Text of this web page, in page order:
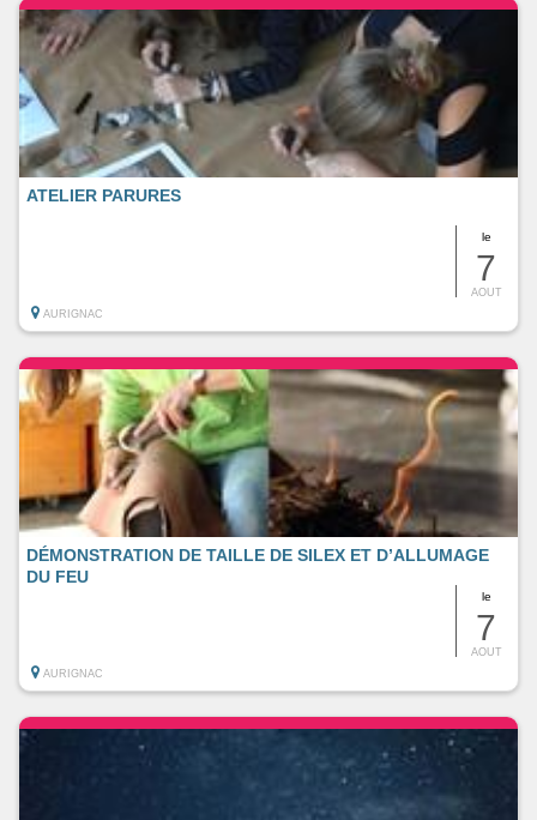
le
7
AOUT
ATELIER PARURES
AURIGNAC
le
7
AOUT
DÉMONSTRATION DE TAILLE DE SILEX ET D’ALLUMAGE
DU FEU
AURIGNAC